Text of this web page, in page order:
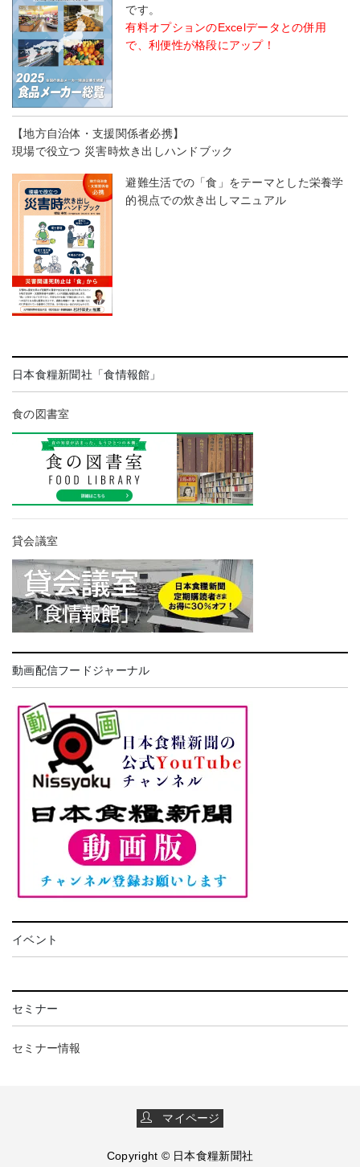
です。
有料オプションのExcelデータとの併用
で、利便性が格段にアップ！
【地方自治体・支援関係者必携】
現場で役立つ 災害時炊き出しハンドブック
避難生活での「食」をテーマとした栄養学
的視点での炊き出しマニュアル
日本食糧新聞社「食情報館」
食の図書室
貸会議室
動画配信フードジャーナル
イベント
セミナー
セミナー情報
マイページ
Copyright © 日本食糧新聞社